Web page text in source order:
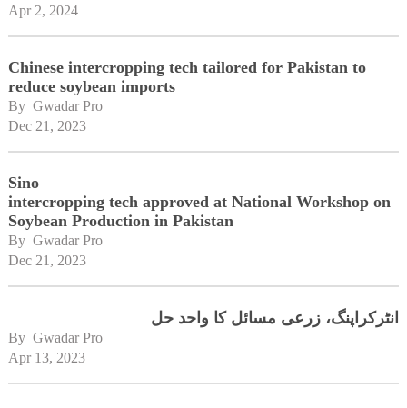
Apr 2, 2024
Chinese intercropping tech tailored for Pakistan to
reduce soybean imports
By Gwadar Pro
Dec 21, 2023
Sino
intercropping tech approved at National Workshop on
Soybean Production in Pakistan
By Gwadar Pro
Dec 21, 2023
انٹرکراپنگ، زرعی مسائل کا واحد حل
By Gwadar Pro
Apr 13, 2023